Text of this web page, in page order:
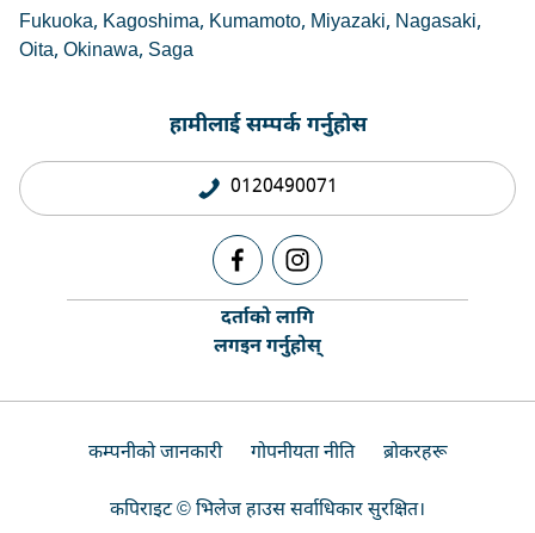
Fukuoka Kagoshima Kumamoto Miyazaki Nagasaki
Oita Okinawa Saga
हामीलाई सम्पर्क गर्नुहोस
0120490071
दर्ताको लागि
लगइन गर्नुहोस्
कम्पनीको जानकारी गोपनीयता नीति ब्रोकरहरू
कपिराइट © भिलेज हाउस सर्वाधिकार सुरक्षित।